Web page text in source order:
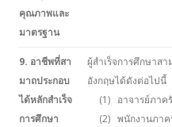
คุณภาพและ
มาตรฐาน
9. อาชีพที่สา
มาถประกอบ
ได้หลักสำเร็จ
การศึกษา
ผู้สำเร็จการศึกษาส
อังกฤษได้ดังต่อไปนี้
(1) อาจารย์ภาค
(2) พนักงานภาค